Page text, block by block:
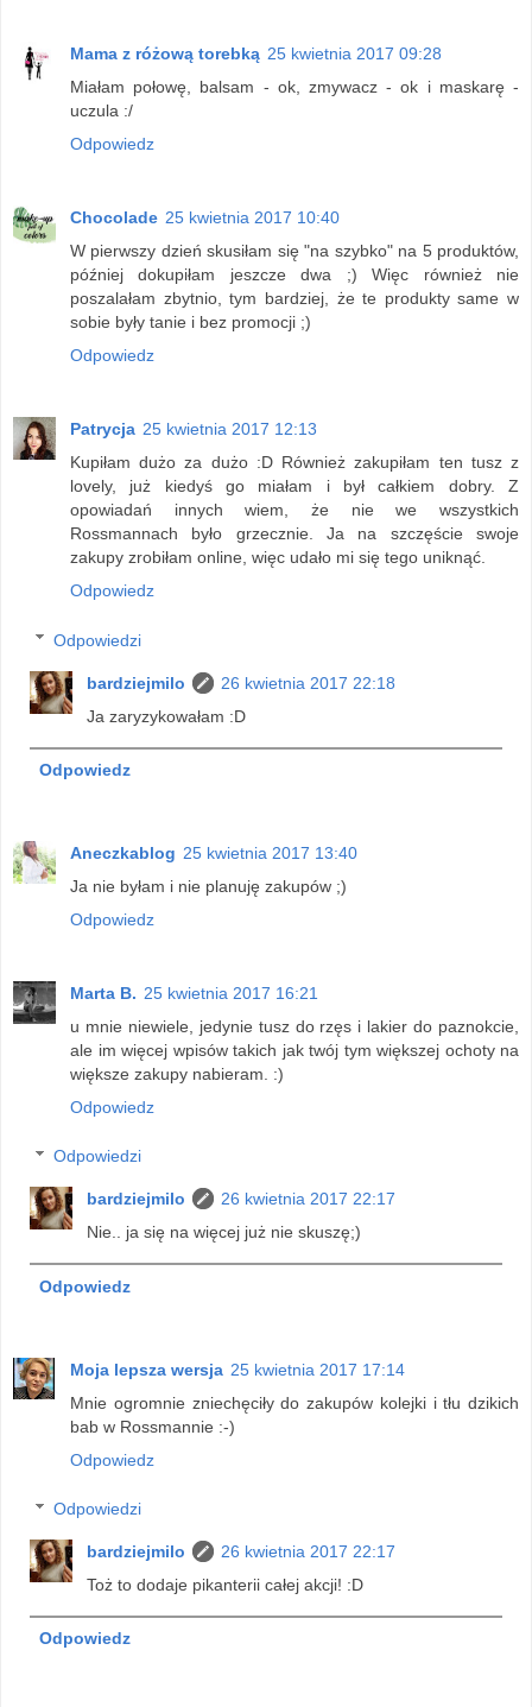
Mama z różową torebką 25 kwietnia 2017 09:28
Miałam połowę, balsam - ok, zmywacz - ok i maskarę -
uczula :/
Odpowiedz
Chocolade 25 kwietnia 2017 10:40
W pierwszy dzień skusiłam się "na szybko" na 5 produktów,
później dokupiłam jeszcze dwa ;) Więc również nie
poszalałam zbytnio, tym bardziej, że te produkty same w
sobie były tanie i bez promocji ;)
Odpowiedz
Patrycja 25 kwietnia 2017 12:13
Kupiłam dużo za dużo :D Również zakupiłam ten tusz z
lovely, już kiedyś go miałam i był całkiem dobry. Z
opowiadań innych wiem, że nie we wszystkich
Rossmannach było grzecznie. Ja na szczęście swoje
zakupy zrobiłam online, więc udało mi się tego uniknąć.
Odpowiedz
Odpowiedzi
bardziejmilo
26 kwietnia 2017 22:18
Ja zaryzykowałam :D
Odpowiedz
Aneczkablog 25 kwietnia 2017 13:40
Ja nie byłam i nie planuję zakupów ;)
Odpowiedz
Marta B. 25 kwietnia 2017 16:21
u mnie niewiele, jedynie tusz do rzęs i lakier do paznokcie,
ale im więcej wpisów takich jak twój tym większej ochoty na
większe zakupy nabieram. :)
Odpowiedz
Odpowiedzi
bardziejmilo
26 kwietnia 2017 22:17
Nie.. ja się na więcej już nie skuszę;)
Odpowiedz
Moja lepsza wersja 25 kwietnia 2017 17:14
Mnie ogromnie zniechęciły do zakupów kolejki i tłu dzikich
bab w Rossmannie :-)
Odpowiedz
Odpowiedzi
bardziejmilo
26 kwietnia 2017 22:17
Toż to dodaje pikanterii całej akcji! :D
Odpowiedz